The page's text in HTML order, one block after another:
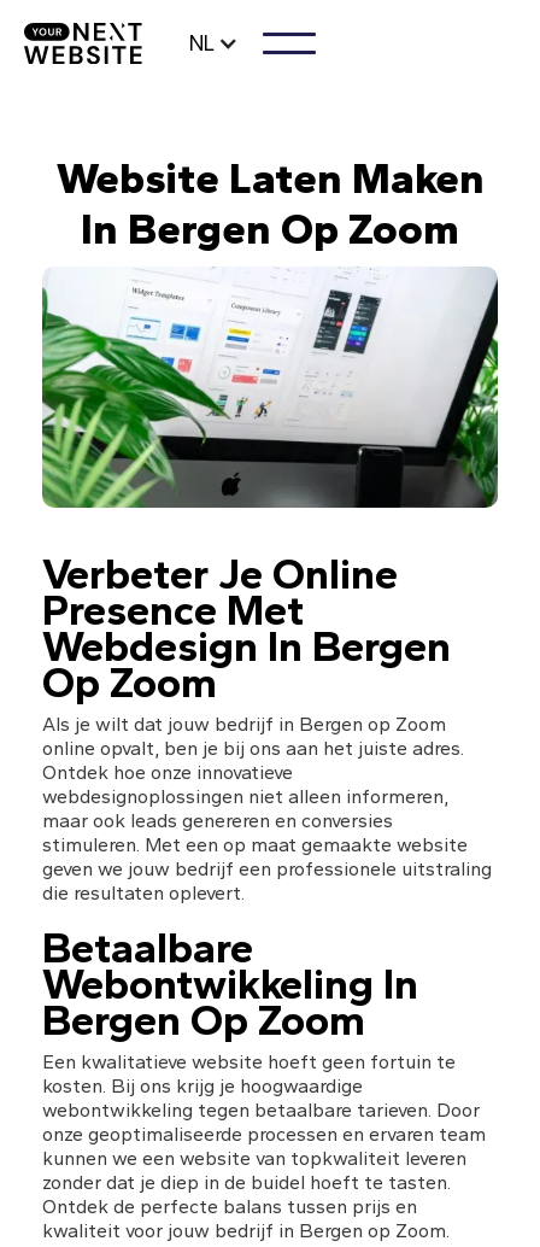
NL
Website Laten Maken
In Bergen Op Zoom
Verbeter Je Online
Presence Met
Webdesign In Bergen
Op Zoom
Als je wilt dat jouw bedrijf in Bergen op Zoom
online opvalt, ben je bij ons aan het juiste adres.
Ontdek hoe onze innovatieve
webdesignoplossingen niet alleen informeren,
maar ook leads genereren en conversies
stimuleren. Met een op maat gemaakte website
geven we jouw bedrijf een professionele uitstraling
die resultaten oplevert.
Betaalbare
Webontwikkeling In
Bergen Op Zoom
Een kwalitatieve website hoeft geen fortuin te
kosten. Bij ons krijg je hoogwaardige
webontwikkeling tegen betaalbare tarieven. Door
onze geoptimaliseerde processen en ervaren team
kunnen we een website van topkwaliteit leveren
zonder dat je diep in de buidel hoeft te tasten.
Ontdek de perfecte balans tussen prijs en
kwaliteit voor jouw bedrijf in Bergen op Zoom.